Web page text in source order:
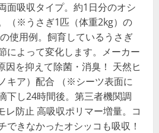
面吸収タイプ。約1日分のオシ
（※うさぎ1匹（体重2kg）の
使用例。飼育しているうさぎ
によって変化します。メーカー
因を抑えて除菌・消臭！ 天然ヒ
キア）配合 （※シーツ表面に
下し24時間後。第三者機関調
レ防止 高吸収ポリマー増量。コ
できなかったオシッコも吸収！